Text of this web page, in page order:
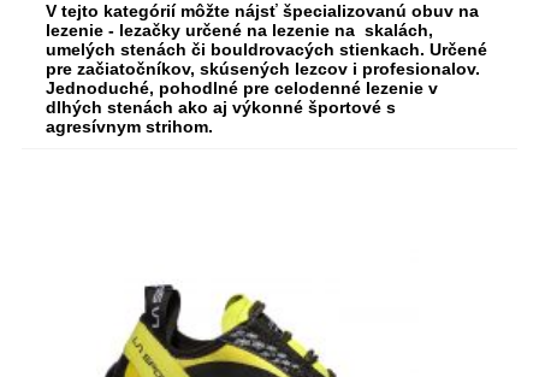
V tejto kategórií môžte nájsť špecializovanú obuv na
lezenie - lezačky určené na lezenie na skalách,
umelých stenách či bouldrovacých stienkach. Určené
pre začiatočníkov, skúsených lezcov i profesionalov.
Jednoduché, pohodlné pre celodenné lezenie v
dlhých stenách ako aj výkonné športové s
agresívnym strihom.